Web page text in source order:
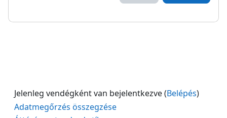
Jelenleg vendégként van bejelentkezve (Belépés)
Adatmegőrzés összegzése